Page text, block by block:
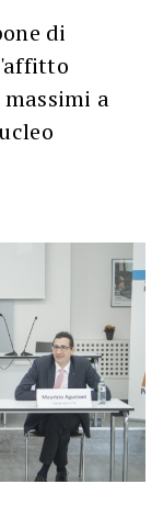
di
a